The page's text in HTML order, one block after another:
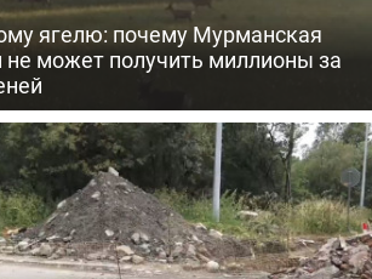
ягелю: почему Мурманская
не может получить миллионы за